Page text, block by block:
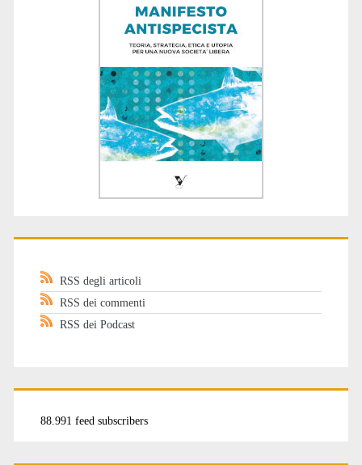
RSS degli articoli
RSS dei commenti
RSS dei Podcast
88.991 feed subscribers